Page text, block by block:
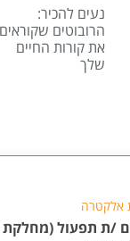
נעים להכיר:
הרובוטים שקוראים
את קורות החיים
שלך
אלקטרה
/ת תפעול (מחלקת